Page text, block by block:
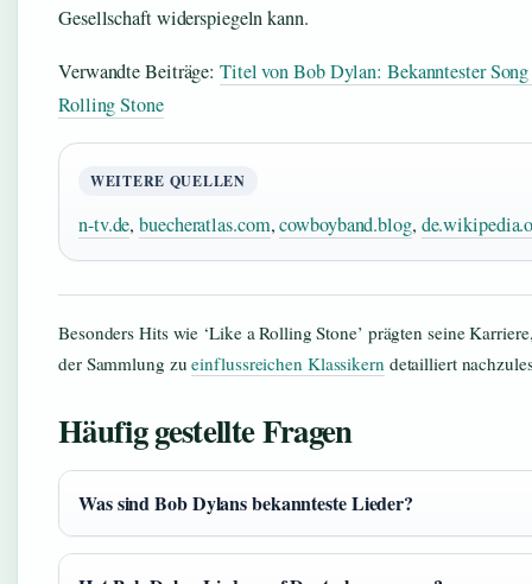
Gesellschaft widerspiegeln kann.
Verwandte Beiträge:Titel von Bob Dylan: Bekanntester
Rolling Stone
WEITERE QUELLEN
n-tv.de,buecheratlas.com,cowboyband.blog,
Besonders Hits wie ‘Like a Rolling Stone’ prägten seine
der Sammlung zueinflussreichen Klassikerndetailliert
Häufig gestellte Fragen
Was sind Bob Dylans bekannteste Lieder?